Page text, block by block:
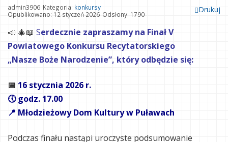
Drukuj
admin3906 Kategoria: konkursy
Opublikowano: 12 styczeń 2026 Odsłony: 1790
📣 🎄📖 Serdecznie zapraszamy na Finał V
Powiatowego Konkursu Recytatorskiego
„Nasze Boże Narodzenie”, który odbędzie się:
📅 16 stycznia 2026 r.
🕔 godz. 17.00
📍 Młodzieżowy Dom Kultury w Puławach
Podczas finału nastąpi uroczyste podsumowanie